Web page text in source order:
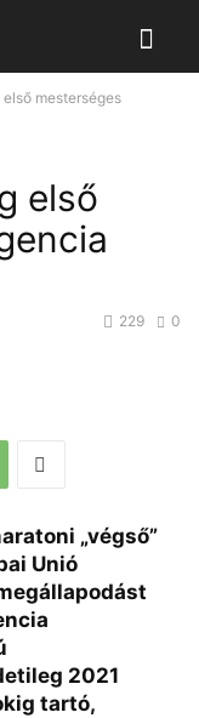
mesterséges
első
0
229
„végső”
Unió
2021
tartó,